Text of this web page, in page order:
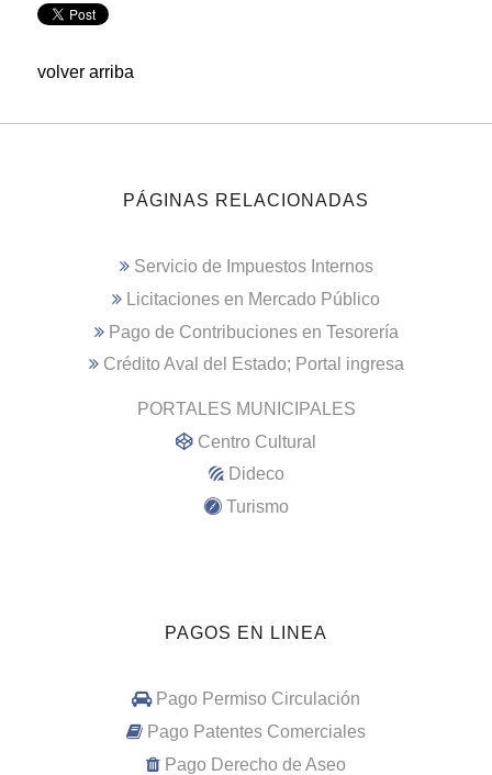
volver arriba
PÁGINAS RELACIONADAS
Servicio de Impuestos Internos
Licitaciones en Mercado Público
Pago de Contribuciones en Tesorería
Crédito Aval del Estado; Portal ingresa
PORTALES MUNICIPALES
Centro Cultural
Dideco
Turismo
PAGOS EN LINEA
Pago Permiso Circulación
Pago Patentes Comerciales
Pago Derecho de Aseo